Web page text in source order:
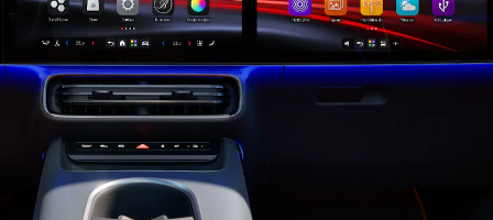
GLE
GLE Coupé
GLS
Mercedes-
Maybach
GLS
Ny
G-
Klasse
Elektrisk
G-Klasse